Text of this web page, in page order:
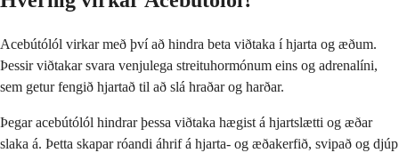
Acebútólól virkar með því að hindra beta viðtaka í hjarta og æðum.
Þessir viðtakar svara venjulega streituhormónum eins og adrenalíni,
sem getur fengið hjartað til að slá hraðar og harðar.
Þegar acebútólól hindrar þessa viðtaka hægist á hjartslætti og æðar
slaka á. Þetta skapar róandi áhrif á hjarta- og æðakerfið, svipað og djúp